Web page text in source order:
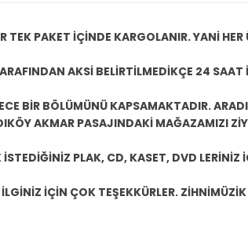
PAKET İÇİNDE KARGOLANIR. YANİ
AKSİ BELİRTİLMEDİKÇE 24
BİR BÖLÜMÜNÜ KAPSAMAKTADIR.
AKMAR PASAJINDAKİ MAĞAZAMIZI
PLAK, CD, KASET, DVD LERİNİZ
İLGİNİZ İÇİN ÇOK TEŞEKKÜRLER. ZİHNİMÜZİK